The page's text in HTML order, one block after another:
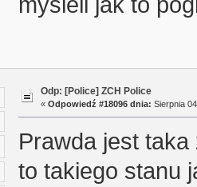
Odp: [Police] ZCH Police
« Odpowiedź #18096 dnia: Sierpnia
Prawda jest
to takiego stanu